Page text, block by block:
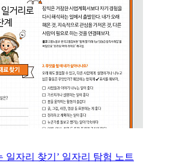
일자리 찾기’ 일자리 탐험 노트